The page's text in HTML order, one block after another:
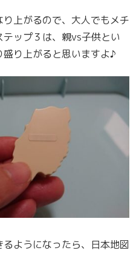
上がるので、大人でもメチ
ップ３は、親vs子供とい
り上がると思いますよ♪
ようになったら、日本地図